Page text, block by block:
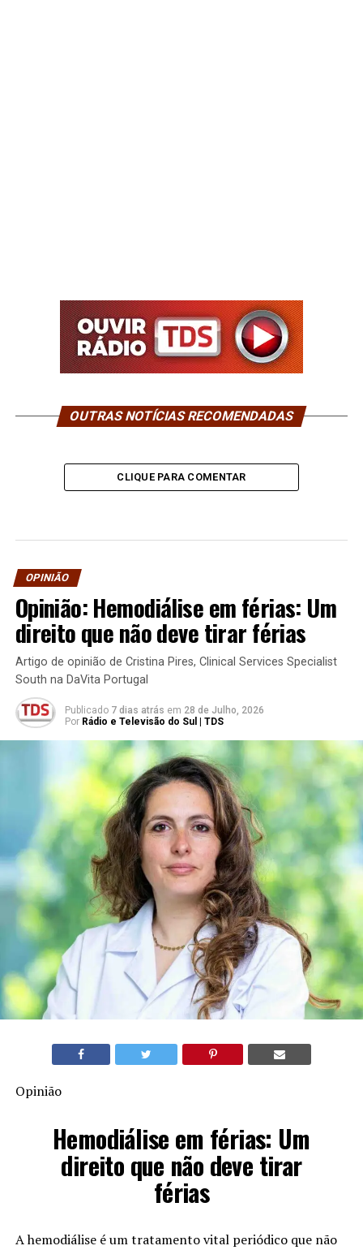
OUTRAS NOTÍCIAS RECOMENDADAS
CLIQUE PARA COMENTAR
OPINIÃO
Opinião: Hemodiálise em férias: Um
direito que não deve tirar férias
Artigo de opinião de Cristina Pires, Clinical Services Specialist
South na DaVita Portugal
Publicado 7 dias atrás em 28 de Julho, 2026
Por Rádio e Televisão do Sul | TDS
Opinião
Hemodiálise em férias: Um
direito que não deve tirar
férias
A hemodiálise é um tratamento vital periódico que não